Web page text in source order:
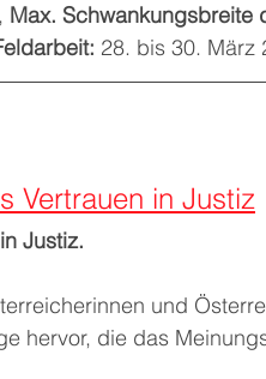
Max. Schwankungsbreite
28. bis 30. März
Vertrauen in Justiz
Justiz.
und
hervor, die das